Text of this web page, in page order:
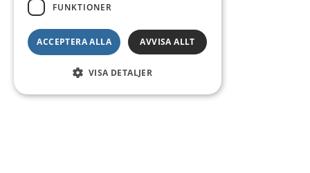
FUNKTIONER
ACCEPTERA ALLA AVVISA ALLT
VISA DETALJER